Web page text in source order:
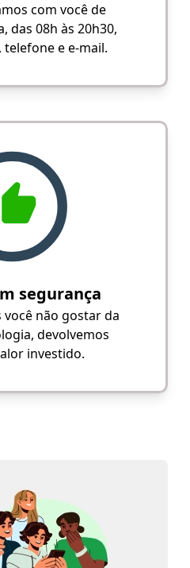
com você de
das 08h às 20h30,
telefone e e-mail.
segurança
você não gostar da
devolvemos
investido.